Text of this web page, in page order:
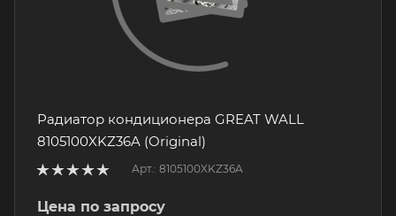
Радиатор кондиционера GREAT WALL
8105100XKZ36A (Original)
Арт.: 8105100XKZ36A
Цена по запросу